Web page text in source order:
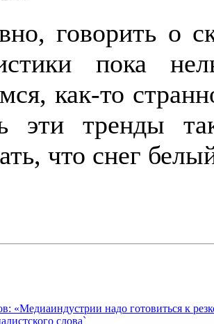
говорить о
пока
как-то
эти тренды
что снег
«Медиаиндустрии надо готовиться к
слова`